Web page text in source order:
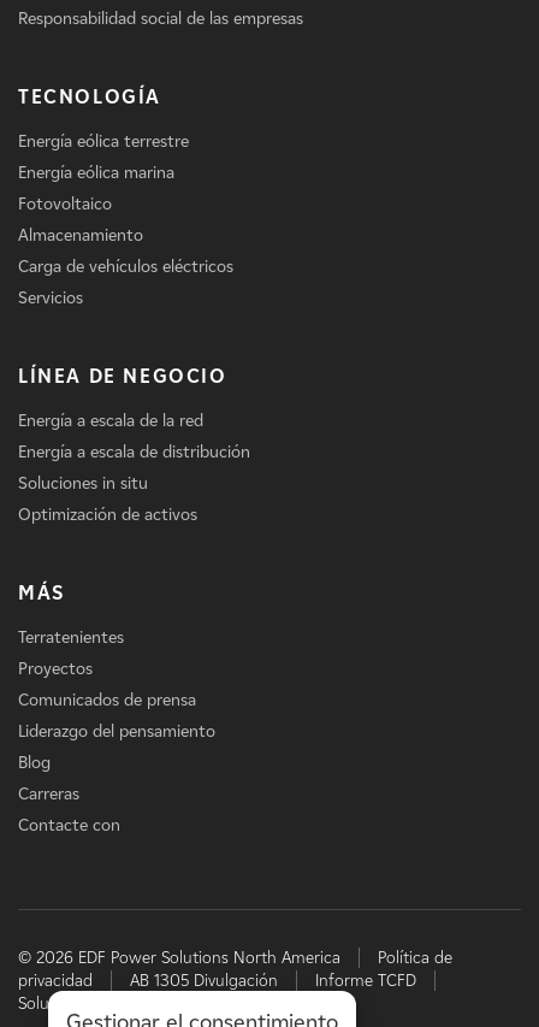
Responsabilidad social de las empresas
TECNOLOGÍA
Energía eólica terrestre
Energía eólica marina
Fotovoltaico
Almacenamiento
Carga de vehículos eléctricos
Servicios
LÍNEA DE NEGOCIO
Energía a escala de la red
Energía a escala de distribución
Soluciones in situ
Optimización de activos
MÁS
Terratenientes
Proyectos
Comunicados de prensa
Liderazgo del pensamiento
Blog
Carreras
Contacte con
© 2026 EDF Power Solutions North America
Política de
privacidad
AB 1305 Divulgación
Informe TCFD
Soluciones energéticas de EDF